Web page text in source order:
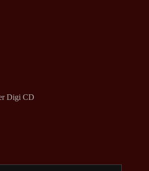
Digi CD